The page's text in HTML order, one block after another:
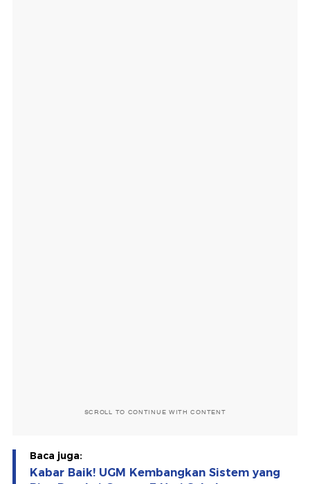
SCROLL TO CONTINUE WITH CONTENT
Baca juga:
Kabar Baik! UGM Kembangkan Sistem yang